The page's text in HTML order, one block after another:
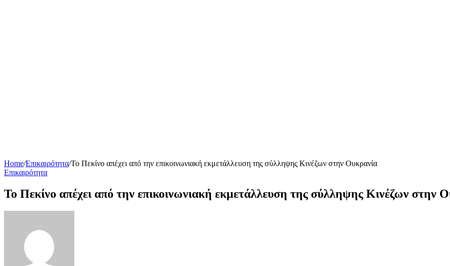
Home/Επικαιρότητα/Το Πεκίνο απέχει από την επικοινωνιακή εκμετάλλευση της σύλληψης Κινέζων στην Ουκρανία
Επικαιρότητα
Το Πεκίνο απέχει από την επικοινωνιακή εκμετάλλευση της σύλληψης Κινέζων στην